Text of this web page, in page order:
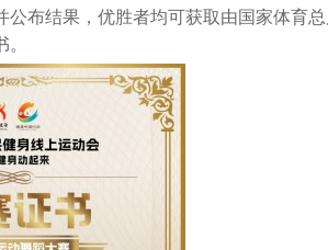
布结果，优胜者均可获取由国家体育总